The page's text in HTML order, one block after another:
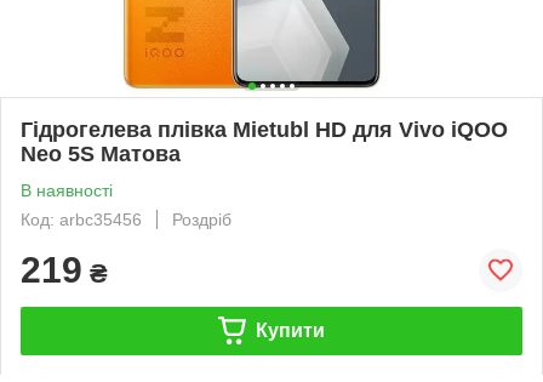
Гідрогелева плівка Mietubl HD для Vivo iQOO
Neo 5S Матова
В наявності
Код: arbc35456
Роздріб
219 ₴
Купити